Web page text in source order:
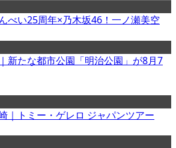
べい25周年×乃木坂46！一ノ瀬美空
新たな都市公園「明治公園」が8月7
｜トミー・ゲレロ ジャパンツアー